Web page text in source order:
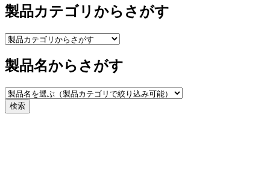
製品カテゴリからさがす
製品名からさがす
検索